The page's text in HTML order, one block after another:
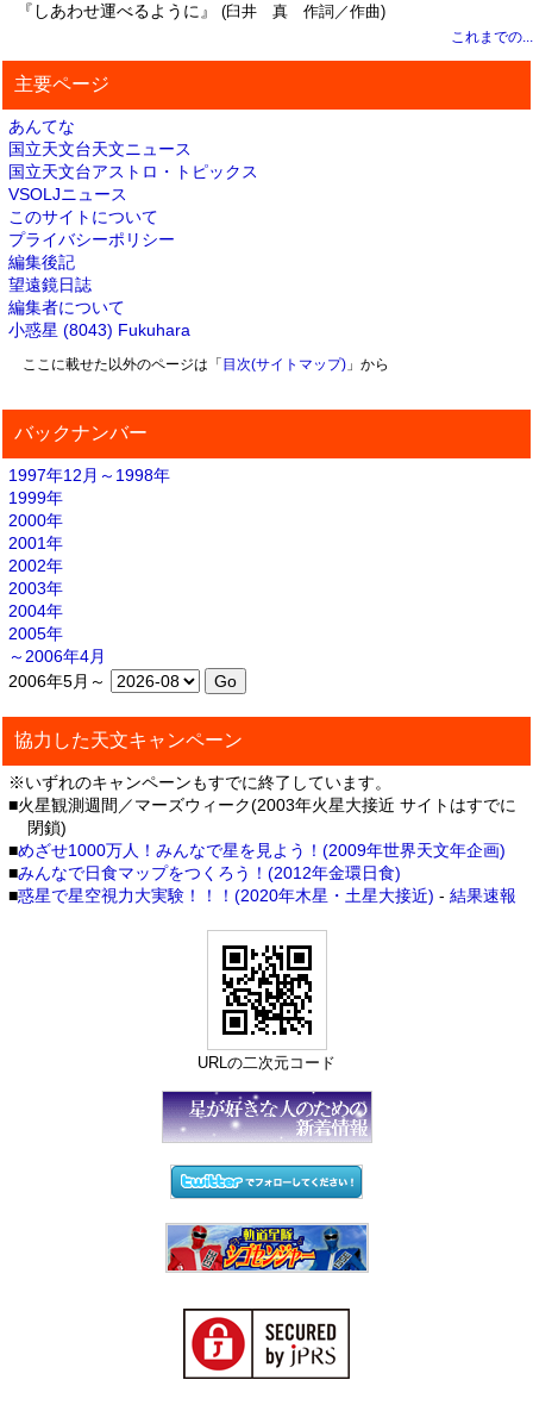
『しあわせ運べるように』 (臼井 真 作詞／作曲)
これまでの...
主要ページ
あんてな
国立天文台天文ニュース
国立天文台アストロ・トピックス
VSOLJニュース
このサイトについて
プライバシーポリシー
編集後記
望遠鏡日誌
編集者について
小惑星 (8043) Fukuhara
ここに載せた以外のページは「 目次(サイトマップ)」から
バックナンバー
1997年12月～1998年
1999年
2000年
2001年
2002年
2003年
2004年
2005年
～2006年4月
2006年5月～
協力した天文キャンペーン
※いずれのキャンペーンもすでに終了しています。
■火星観測週間／マーズウィーク(2003年火星大接近 サイトはすでに
閉鎖)
■めざせ1000万人！みんなで星を見よう！(2009年世界天文年企画)
■みんなで日食マップをつくろう！(2012年金環日食)
■惑星で星空視力大実験！！！(2020年木星・土星大接近) - 結果速報
URLの二次元コード